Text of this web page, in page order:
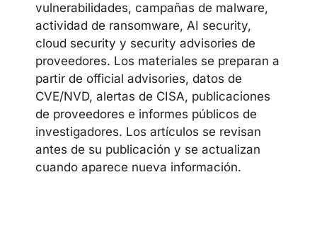
vulnerabilidades, campañas de malware,
actividad de ransomware, AI security,
cloud security y security advisories de
proveedores. Los materiales se preparan a
partir de official advisories, datos de
CVE/NVD, alertas de CISA, publicaciones
de proveedores e informes públicos de
investigadores. Los artículos se revisan
antes de su publicación y se actualizan
cuando aparece nueva información.